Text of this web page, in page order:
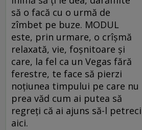
să o facă cu o urmă de
zîmbet pe buze. MODUL
este, prin urmare, o crîșmă
relaxată, vie, foșnitoare și
care, la fel ca un Vegas fără
ferestre, te face să pierzi
noțiunea timpului pe care nu
prea văd cum ai putea să
regreți că ai ajuns să-l petreci
aici.